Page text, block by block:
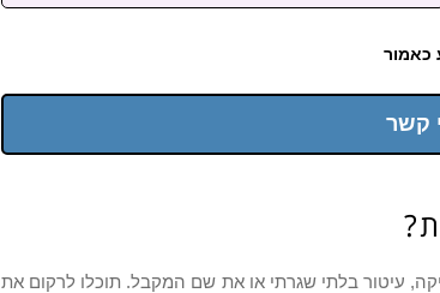
כאמור
קשר
עיטור בלתי שגרתי או את שם המקבל. תוכלו לרקום את